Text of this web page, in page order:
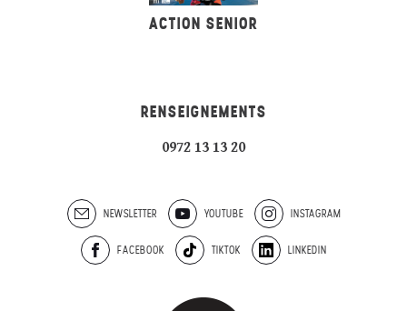
ACTION SENIOR
RENSEIGNEMENTS
0972 13 13 20
NEWSLETTER YOUTUBE INSTAGRAM
FACEBOOK TIKTOK LINKEDIN